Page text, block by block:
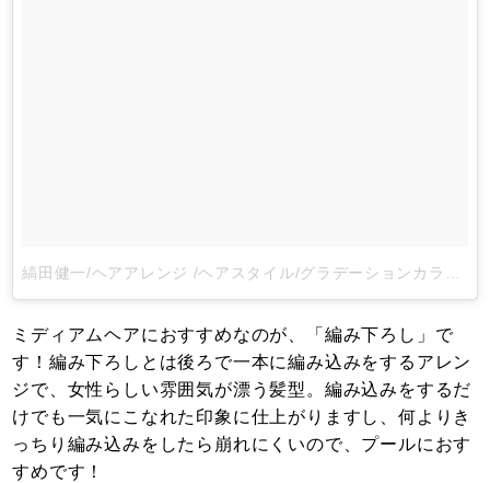
ミディアムヘアにおすすめなのが、「編み下ろし」で
す！編み下ろしとは後ろで一本に編み込みをするアレン
ジで、女性らしい雰囲気が漂う髪型。編み込みをするだ
けでも一気にこなれた印象に仕上がりますし、何よりき
っちり編み込みをしたら崩れにくいので、プールにおす
すめです！